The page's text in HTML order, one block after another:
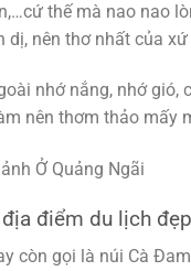
thế mà nao nao
dị, nên thơ nhất của xứ
nhớ nắng, nhớ gió,
nên thơm thảo mấy
điểm du lịch
còn gọi là núi Cà